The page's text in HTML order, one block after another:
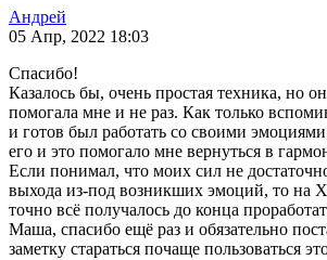
Андрей
05 Апр, 2022 18:03
Спасибо!
Казалось бы, очень простая техника, но
помогала мне и не раз. Как только
и готов был работать со своими
его и это помогало мне вернуться в
Если понимал, что моих сил не
выхода из-под возникших эмоций, то на
точно всё получалось до конца
Маша, спасибо ещё раз и обязательно
заметку стараться почаще пользоваться